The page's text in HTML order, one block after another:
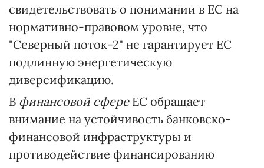
свидетельствовать о понимании в ЕС на
нормативно-правовом уровне, что
"Северный поток-2" не гарантирует ЕС
подлинную энергетическую
диверсификацию.
В финансовой сфереЕС обращает
внимание на устойчивость банковско-
финансовой инфраструктуры и
противодействие финансированию